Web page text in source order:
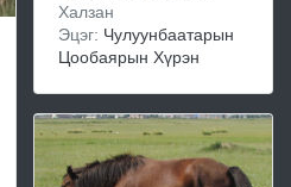
Халзан
Эцэг: Чулуунбаатарын
Цообаярын Хүрэн